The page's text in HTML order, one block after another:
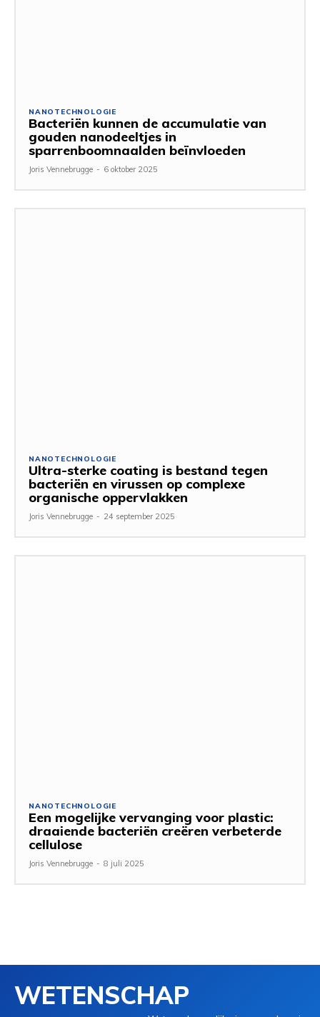
NANOTECHNOLOGIE
Bacteriën kunnen de accumulatie van
gouden nanodeeltjes in
sparrenboomnaalden beïnvloeden
Joris Vennebrugge - 6 oktober 2025
NANOTECHNOLOGIE
Ultra-sterke coating is bestand tegen
bacteriën en virussen op complexe
organische oppervlakken
Joris Vennebrugge - 24 september 2025
NANOTECHNOLOGIE
Een mogelijke vervanging voor plastic:
draaiende bacteriën creëren verbeterde
cellulose
Joris Vennebrugge - 8 juli 2025
WETENSCHAP